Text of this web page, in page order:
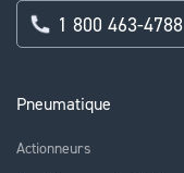
Pneumatique
Actionneurs
1 800 463-4788